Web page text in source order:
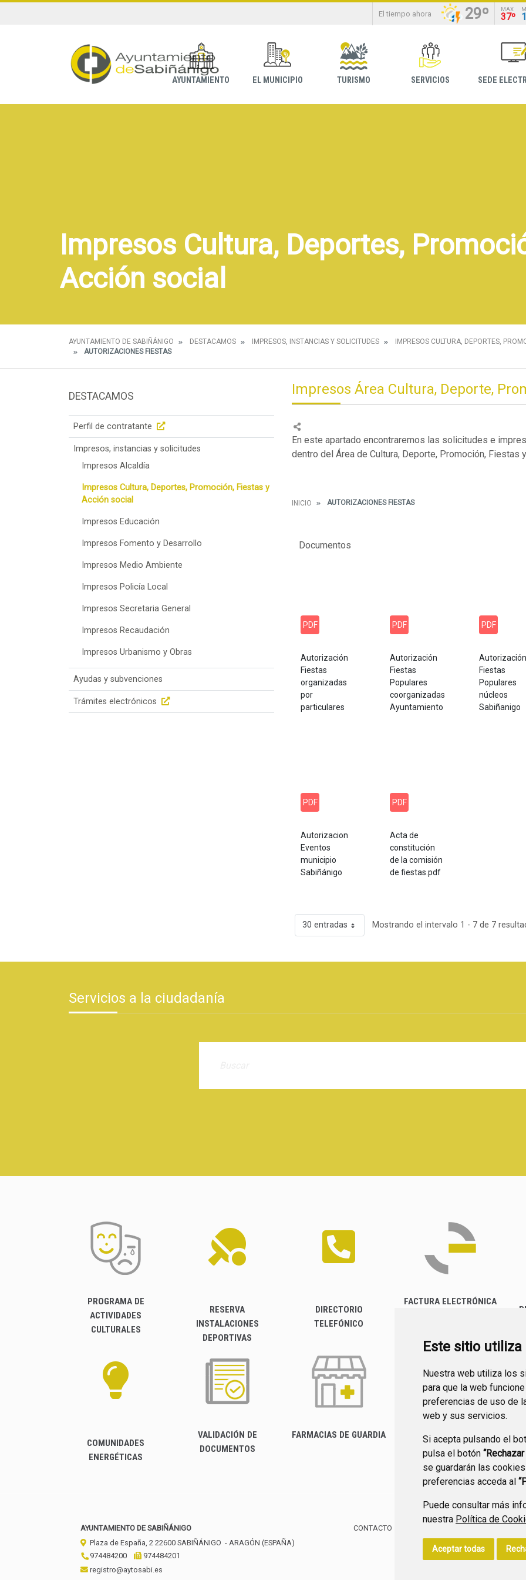
Este sitio
Nuestra web utiliza los
para que la web
preferencias de uso de
web y sus servicios.
Si acepta pulsando el
pulsa el botón
se guardarán las
preferencias acceda al
Puede consultar más
nuestra Política de
Aceptar todas
El tiempo ahora 29º MAX
37º
AYUNTAMIENTO EL MUNICIPIO TURISMO SERVICIOS SEDE
Impresos Cultura, Deportes,
Acción social
AYUNTAMIENTO DE SABIÑÁNIGO DESTACAMOS IMPRESOS, INSTANCIAS Y SOLICITUDES IMPRESOS CULTURA, DEPORTES,
AUTORIZACIONES FIESTAS
DESTACAMOS
Perfil de contratante
Impresos, instancias y solicitudes
Impresos Alcaldía
Impresos Cultura, Deportes, Promoción, Fiestas y
Acción social
Impresos Educación
Impresos Fomento y Desarrollo
Impresos Medio Ambiente
Impresos Policía Local
Impresos Secretaria General
Impresos Recaudación
Impresos Urbanismo y Obras
Ayudas y subvenciones
Trámites electrónicos
Impresos Área Cultura, Deporte,
En este apartado encontraremos las solicitudes e
dentro del Área de Cultura, Deporte, Promoción, Fiestas
INICIO AUTORIZACIONES FIESTAS
Documentos
PDF
Autorización
Fiestas
organizadas
por
particulares
PDF
Autorización
Fiestas
Populares
coorganizadas
Ayuntamiento
PDF
Autorización
Fiestas
Populares
núcleos
Sabiñanigo
PDF
Autorizacion
Eventos
municipio
Sabiñánigo
PDF
Acta de
constitución
de la comisión
de fiestas.pdf
30 entradas Mostrando el intervalo 1 - 7 de 7
Servicios a la ciudadanía
PROGRAMA DE
ACTIVIDADES
CULTURALES
RESERVA
INSTALACIONES
DEPORTIVAS
DIRECTORIO
TELEFÓNICO
FACTURA ELECTRÓNICA
COMUNIDADES
ENERGÉTICAS
VALIDACIÓN DE
DOCUMENTOS
FARMACIAS DE GUARDIA
CANAL YOUTUBE
AYUNTAMIENTO DE SABIÑÁNIGO
Plaza de España, 2 22600 SABIÑÁNIGO - ARAGÓN (ESPAÑA)
974484200
974484201
registro@aytosabi.es
CONTACTO